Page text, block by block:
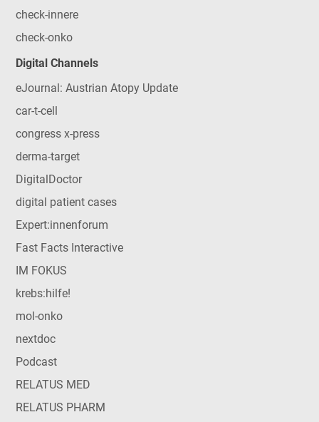
check-innere
check-onko
Digital Channels
eJournal: Austrian Atopy Update
car-t-cell
congress x-press
derma-target
DigitalDoctor
digital patient cases
Expert:innenforum
Fast Facts Interactive
IM FOKUS
krebs:hilfe!
mol-onko
nextdoc
Podcast
RELATUS MED
RELATUS PHARM